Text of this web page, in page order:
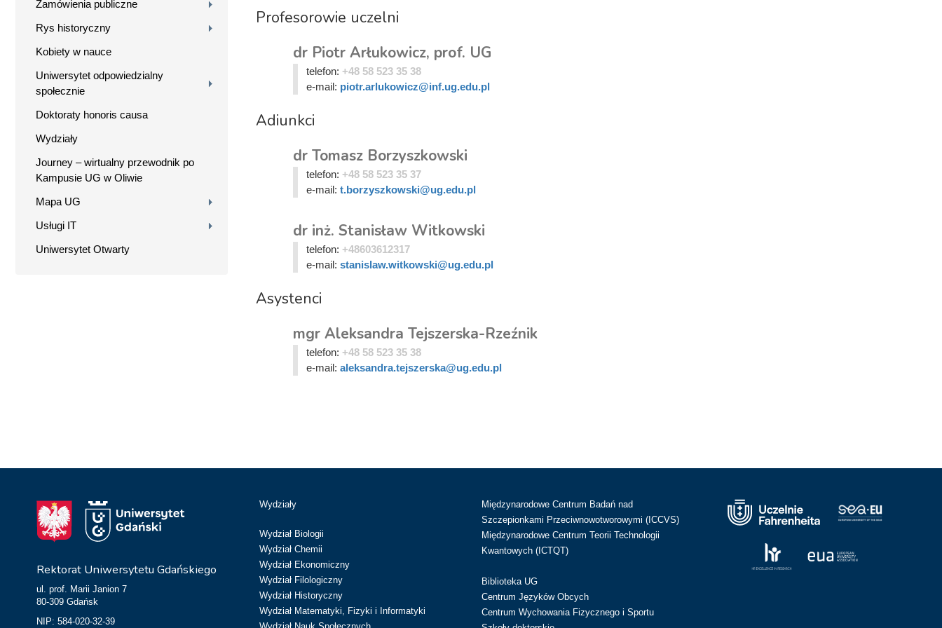
Zamówienia publiczne
Rys historyczny
Kobiety w nauce
Uniwersytet odpowiedzialny
społecznie
Doktoraty honoris causa
Wydziały
Journey – wirtualny przewodnik po
Kampusie UG w Oliwie
Mapa UG
Usługi IT
Uniwersytet Otwarty
Profesorowie uczelni
dr Piotr Arłukowicz, prof. UG
telefon: +48 58 523 35 38
e-mail: piotr.arlukowicz@inf.ug.edu.pl
Adiunkci
dr Tomasz Borzyszkowski
telefon: +48 58 523 35 37
e-mail: t.borzyszkowski@ug.edu.pl
dr inż. Stanisław Witkowski
telefon: +48603612317
e-mail: stanislaw.witkowski@ug.edu.pl
Asystenci
mgr Aleksandra Tejszerska-Rzeźnik
telefon: +48 58 523 35 38
e-mail: aleksandra.tejszerska@ug.edu.pl
Rektorat Uniwersytetu Gdańskiego
ul. prof. Marii Janion 7
80-309 Gdańsk
NIP: 584-020-32-39
Wydziały
Wydział Biologii
Wydział Chemii
Wydział Ekonomiczny
Wydział Filologiczny
Wydział Historyczny
Wydział Matematyki, Fizyki i Informatyki
Międzynarodowe Centrum Badań nad
Szczepionkami Przeciwnowotworowymi (ICCVS)
Międzynarodowe Centrum Teorii Technologii
Kwantowych (ICTQT)
Biblioteka UG
Centrum Języków Obcych
Centrum Wychowania Fizycznego i Sportu